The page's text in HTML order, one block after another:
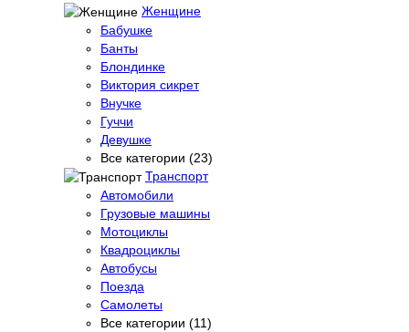
Женщине
Бабушке
Банты
Блондинке
Виктория сикрет
Внучке
Гуччи
Девушке
Все категории (23)
Транспорт
Автомобили
Грузовые машины
Мотоциклы
Квадроциклы
Автобусы
Поезда
Самолеты
Все категории (11)